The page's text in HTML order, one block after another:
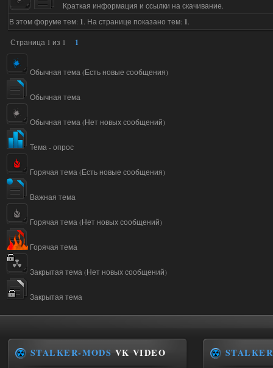
Краткая информация и ссылки на скачивание.
В этом форуме тем: 1. На странице показано тем: 1.
Страница 1 из 1 1
Обычная тема (Есть новые сообщения)
Обычная тема
Обычная тема (Нет новых сообщений)
Тема - опрос
Горячая тема (Есть новые сообщения)
Важная тема
Горячая тема (Нет новых сообщений)
Горячая тема
Закрытая тема (Нет новых сообщений)
Закрытая тема
STALKER-MODS VK VIDEO